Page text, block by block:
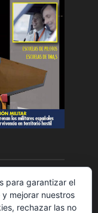
para garantizar el
mejorar nuestros
rechazar las no